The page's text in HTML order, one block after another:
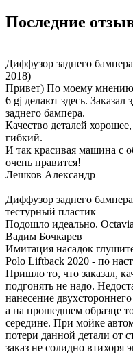
Последние
Диффузор заднего
2018)
Привет) По моему
6 gj делают здесь. Заказал
заднего бампера.
Качество деталей
гибкий.
И так красивая машина с
очень нравится!
Лешков Александр
Диффузор заднего
тестурный пластик
Подошло идеально.
Вадим Бочкарев
Имитация насадок
Polo Liftback 2020 - по
Пришло то, что заказал,
подгонять не надо.
нанесение
а на прошедшем образце
середине. При мойке
потери данной детали от
заказ не солидно втихоря